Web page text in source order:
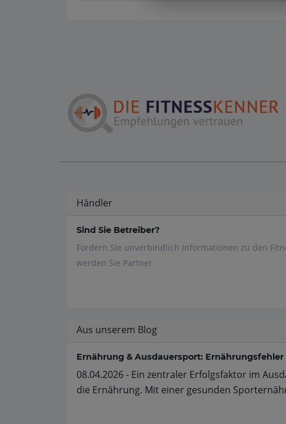
Händler
Sind Sie Betreiber?
Fordern Sie unverbindlich Informationen zu den
werden Sie Partner
Aus unserem Blog
Ernährung & Ausdauersport:
08.04.2026 - Ein zentraler Erfolgsfaktor im
die Ernährung. Mit einer gesunden